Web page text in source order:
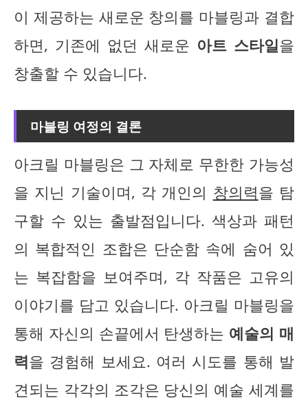
이 제공하는 새로운 창의를 마블링과 결합
하면, 기존에 없던 새로운 아트 스타일을
창출할 수 있습니다.
마블링 여정의 결론
아크릴 마블링은 그 자체로 무한한 가능성
을 지닌 기술이며, 각 개인의 창의력을 탐
구할 수 있는 출발점입니다. 색상과 패턴
의 복합적인 조합은 단순함 속에 숨어 있
는 복잡함을 보여주며, 각 작품은 고유의
이야기를 담고 있습니다. 아크릴 마블링을
통해 자신의 손끝에서 탄생하는 예술의 매
력을 경험해 보세요. 여러 시도를 통해 발
견되는 각각의 조각은 당신의 예술 세계를